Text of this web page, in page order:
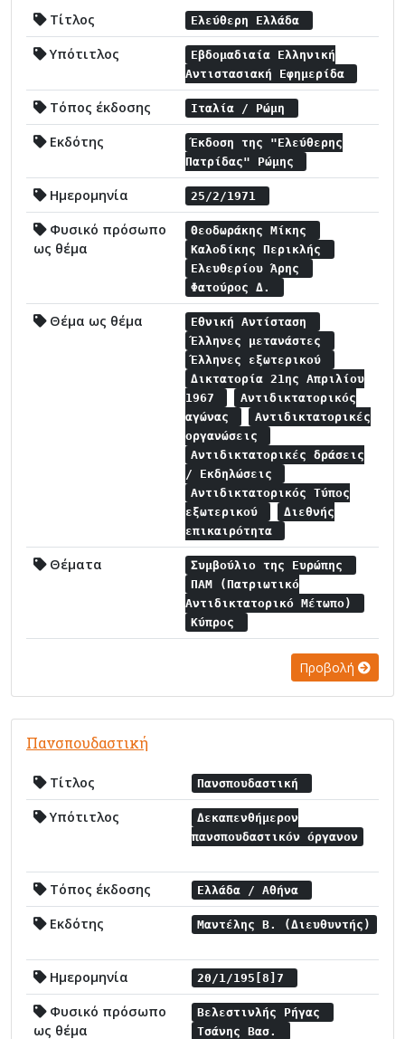
Τίτλος Ελεύθερη Ελλάδα
Υπότιτλος
Εβδομαδιαία Ελληνική
Αντιστασιακή Εφημερίδα
Τόπος έκδοσης Ιταλία / Ρώμη
Εκδότης
Έκδοση της "Ελεύθερης
Πατρίδας" Ρώμης
Ημερομηνία 25/2/1971
Φυσικό πρόσωπο
ως θέμα
Θεοδωράκης Μίκης
Καλοδίκης Περικλής
Ελευθερίου Άρης
Φατούρος Δ.
Θέμα ως θέμα
Εθνική Αντίσταση
Έλληνες μετανάστες
Έλληνες εξωτερικού
Δικτατορία 21ης Απριλίου
1967
Αντιδικτατορικός
αγώνας
Αντιδικτατορικές
οργανώσεις
Αντιδικτατορικές δράσεις
/ Εκδηλώσεις
Αντιδικτατορικός Τύπος
εξωτερικού
Διεθνής
επικαιρότητα
Θέματα
Συμβούλιο της Ευρώπης
ΠΑΜ (Πατριωτικό
Αντιδικτατορικό Μέτωπο)
Κύπρος
Προβολή
Πανσπουδαστική
Τίτλος Πανσπουδαστική
Υπότιτλος
Δεκαπενθήμερον
πανσπουδαστικόν όργανον
Τόπος έκδοσης Ελλάδα / Αθήνα
Εκδότης Μαντέλης Β. (Διευθυντής)
Ημερομηνία 20/1/195[8]7
Φυσικό πρόσωπο
ως θέμα
Βελεστινλής Ρήγας
Τσάνης Βασ.